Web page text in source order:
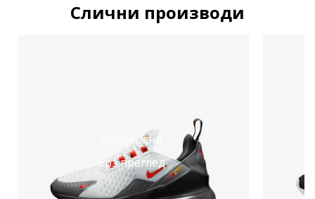
Слични производи
Подетално
Брз преглед